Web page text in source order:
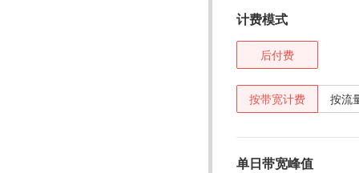
计费模式
后付费
按带宽计费 按流
单日带宽峰值